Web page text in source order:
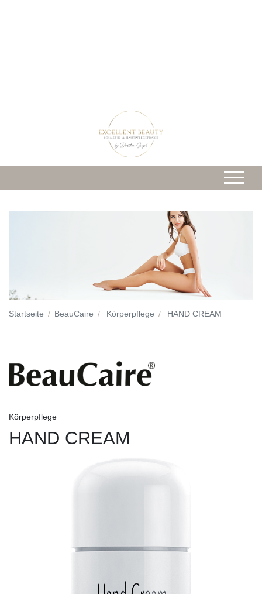
Startseite BeauCaire Körperpflege HAND CREAM
Körperpflege
HAND CREAM